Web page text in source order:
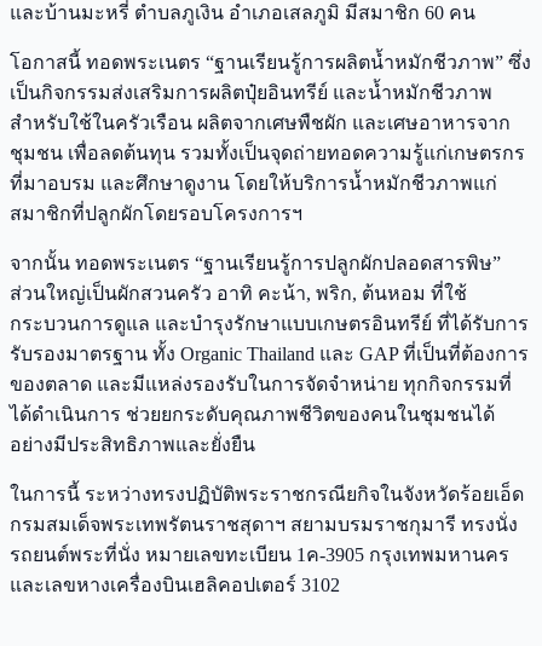
และบ้านมะหรี่ ตำบลภูเงิน อำเภอเสลภูมิ มีสมาชิก 60 คน
โอกาสนี้ ทอดพระเนตร “ฐานเรียนรู้การผลิตน้ำหมักชีวภาพ” ซึ่ง
เป็นกิจกรรมส่งเสริมการผลิตปุ๋ยอินทรีย์ และน้ำหมักชีวภาพ
สำหรับใช้ในครัวเรือน ผลิตจากเศษพืชผัก และเศษอาหารจาก
ชุมชน เพื่อลดต้นทุน รวมทั้งเป็นจุดถ่ายทอดความรู้แก่เกษตรกร
ที่มาอบรม และศึกษาดูงาน โดยให้บริการน้ำหมักชีวภาพแก่
สมาชิกที่ปลูกผักโดยรอบโครงการฯ
จากนั้น ทอดพระเนตร “ฐานเรียนรู้การปลูกผักปลอดสารพิษ”
ส่วนใหญ่เป็นผักสวนครัว อาทิ คะน้า, พริก, ต้นหอม ที่ใช้
กระบวนการดูแล และบำรุงรักษาแบบเกษตรอินทรีย์ ที่ได้รับการ
รับรองมาตรฐาน ทั้ง Organic Thailand และ GAP ที่เป็นที่ต้องการ
ของตลาด และมีแหล่งรองรับในการจัดจำหน่าย ทุกกิจกรรมที่
ได้ดำเนินการ ช่วยยกระดับคุณภาพชีวิตของคนในชุมชนได้
อย่างมีประสิทธิภาพและยั่งยืน
ในการนี้ ระหว่างทรงปฏิบัติพระราชกรณียกิจในจังหวัดร้อยเอ็ด
กรมสมเด็จพระเทพรัตนราชสุดาฯ สยามบรมราชกุมารี ทรงนั่ง
รถยนต์พระที่นั่ง หมายเลขทะเบียน 1ค-3905 กรุงเทพมหานคร
และเลขหางเครื่องบินเฮลิคอปเตอร์ 3102